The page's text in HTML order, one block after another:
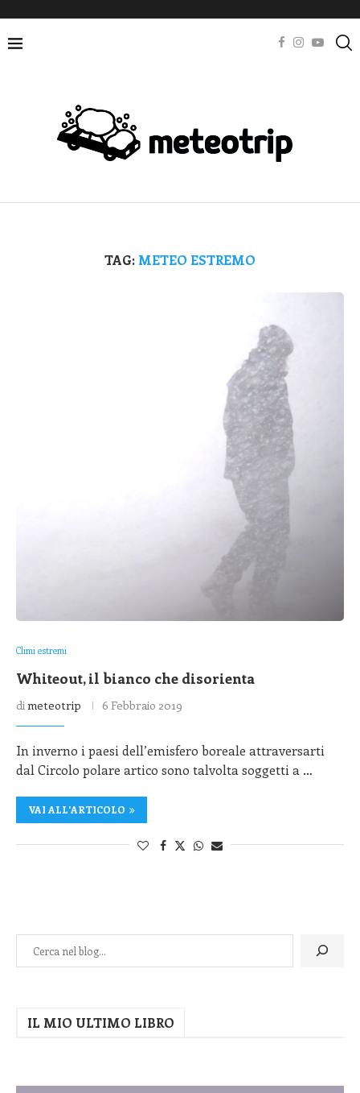
TAG: METEO ESTREMO
Climi estremi
Whiteout, il bianco che disorienta
dimeteotrip 6 Febbraio 2019
In inverno i paesi dell’emisfero boreale attraversarti
dal Circolo polare artico sono talvolta soggetti a …
VAI ALL'ARTICOLO
IL MIO ULTIMO LIBRO